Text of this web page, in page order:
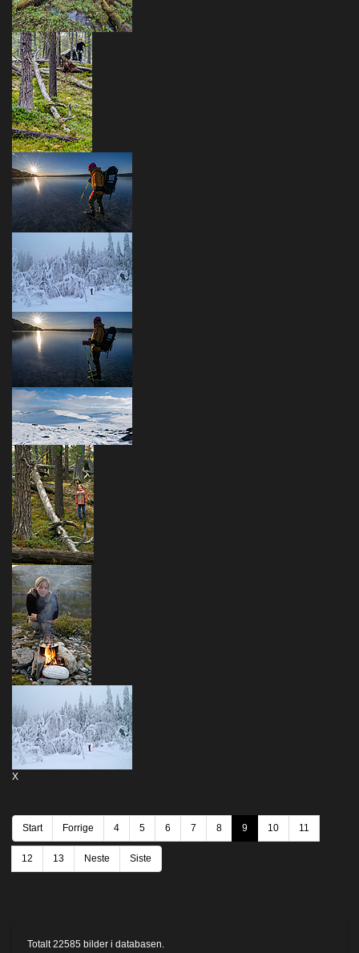
X
Start Forrige 4 5 6 7 8 9 10 11
12 13 Neste Siste
Totalt 22585 bilder i databasen.